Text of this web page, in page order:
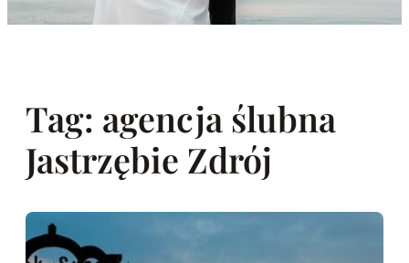
Tag: agencja ślubna
Jastrzębie Zdrój